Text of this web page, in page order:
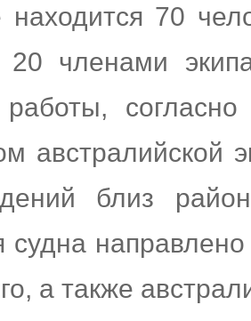
70
членами
австралийской
близ
судна
а также